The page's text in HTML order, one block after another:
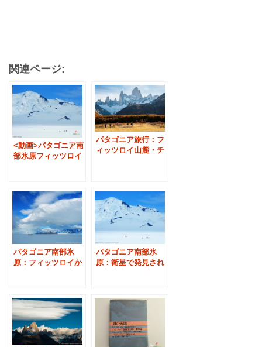
関連ページ:
<動画>パタゴニア南
部氷原フィッツロイ
パタゴニア旅行：フ
ィッツロイ山麓・チ
パタゴニア南部氷
原：フィッツロイか
パタゴニア南部氷
原：衛星で発見され